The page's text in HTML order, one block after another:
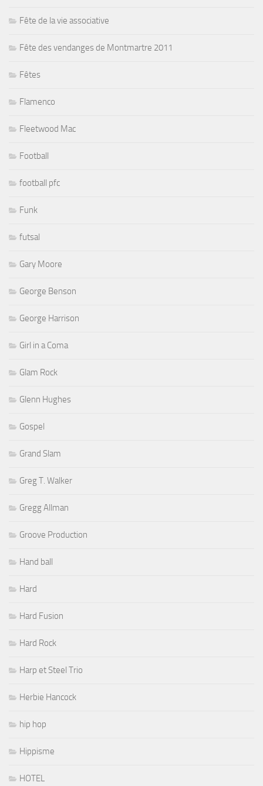
Fête de la vie associative
Fête des vendanges de Montmartre 2011
Fêtes
Flamenco
Fleetwood Mac
Football
football pfc
Funk
futsal
Gary Moore
George Benson
George Harrison
Girl in a Coma
Glam Rock
Glenn Hughes
Gospel
Grand Slam
Greg T. Walker
Gregg Allman
Groove Production
Hand ball
Hard
Hard Fusion
Hard Rock
Harp et Steel Trio
Herbie Hancock
hip hop
Hippisme
HOTEL